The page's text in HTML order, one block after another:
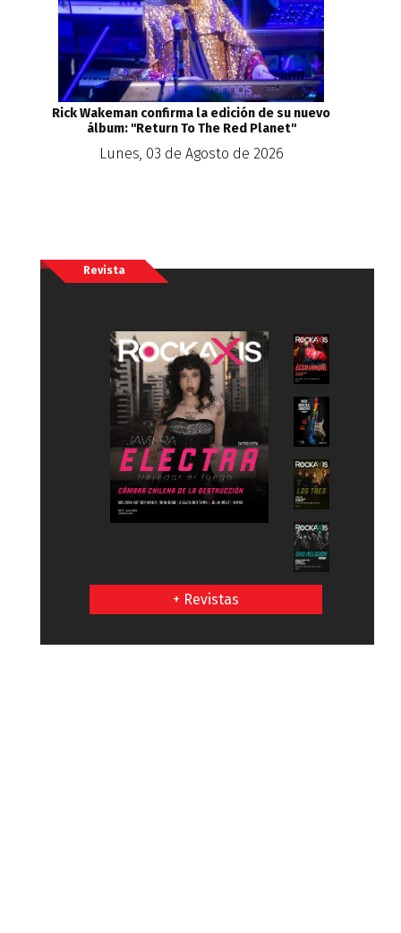
Rick Wakeman confirma la edición de su nuevo
álbum: ''Return To The Red Planet''
Lunes, 03 de Agosto de 2026
Revista
+ Revistas